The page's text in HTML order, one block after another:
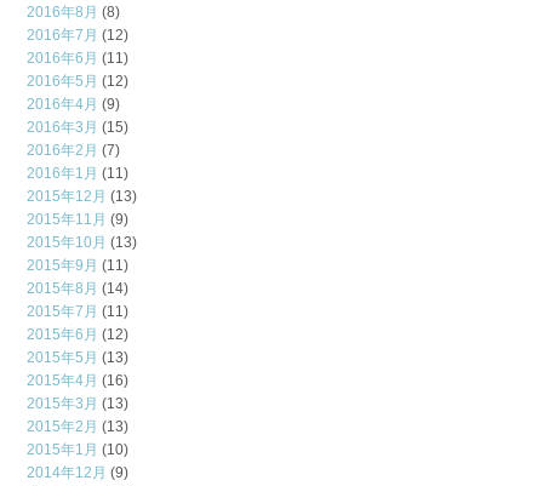
2016年8月 (8)
2016年7月 (12)
2016年6月 (11)
2016年5月 (12)
2016年4月 (9)
2016年3月 (15)
2016年2月 (7)
2016年1月 (11)
2015年12月 (13)
2015年11月 (9)
2015年10月 (13)
2015年9月 (11)
2015年8月 (14)
2015年7月 (11)
2015年6月 (12)
2015年5月 (13)
2015年4月 (16)
2015年3月 (13)
2015年2月 (13)
2015年1月 (10)
2014年12月 (9)